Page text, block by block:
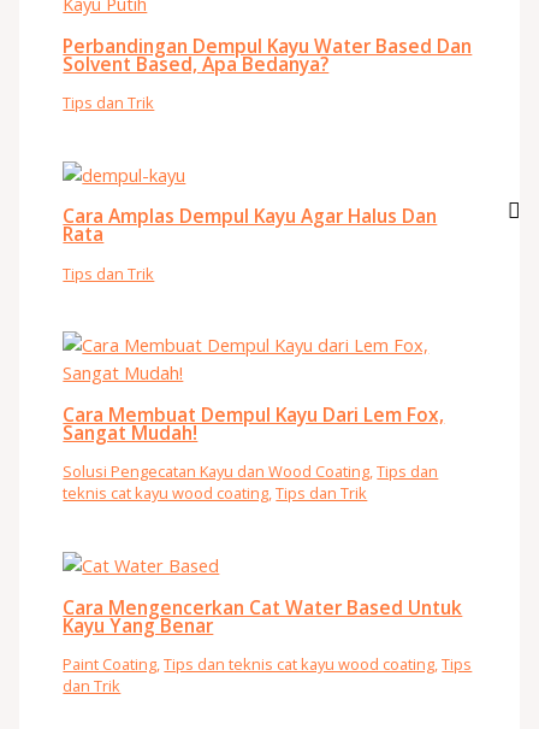
Perbandingan Dempul Kayu Water Based Dan
Solvent Based, Apa Bedanya?
Tips dan Trik
Cara Amplas Dempul Kayu Agar Halus Dan
Rata
Tips dan Trik
Cara Membuat Dempul Kayu Dari Lem Fox,
Sangat Mudah!
Solusi Pengecatan Kayu dan Wood Coating,Tips dan
teknis cat kayu wood coating,Tips dan Trik
Cara Mengencerkan Cat Water Based Untuk
Kayu Yang Benar
Paint Coating,Tips dan teknis cat kayu wood coating,Tips
dan Trik